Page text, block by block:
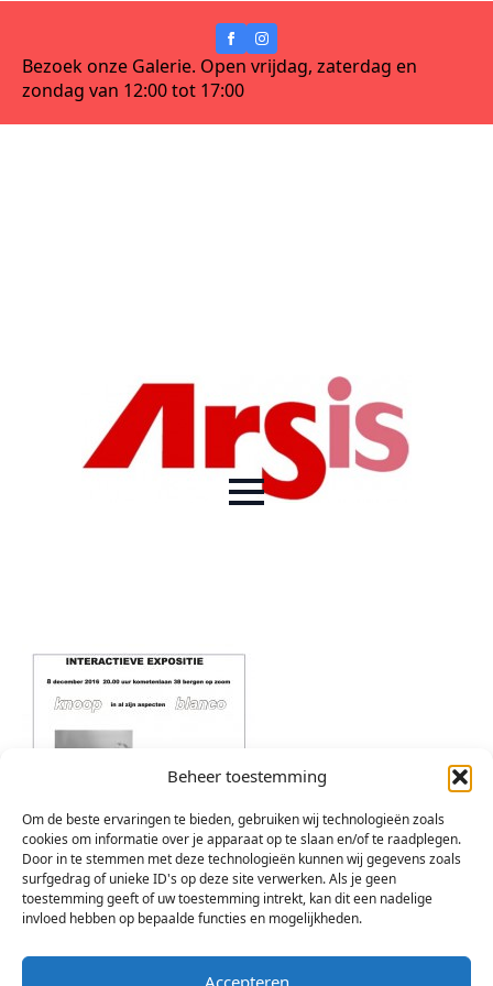
Beheer toestemming
Om de beste ervaringen te bieden, gebruiken wij technologieën zoals
cookies om informatie over je apparaat op te slaan en/of te raadplegen.
Door in te stemmen met deze technologieën kunnen wij gegevens zoals
surfgedrag of unieke ID's op deze site verwerken. Als je geen
toestemming geeft of uw toestemming intrekt, kan dit een nadelige
invloed hebben op bepaalde functies en mogelijkheden.
Accepteren
Bezoek onze Galerie. Open vrijdag, zaterdag en
zondag van 12:00 tot 17:00